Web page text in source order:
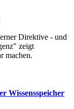
zeigt
machen.
Wissensspeicher